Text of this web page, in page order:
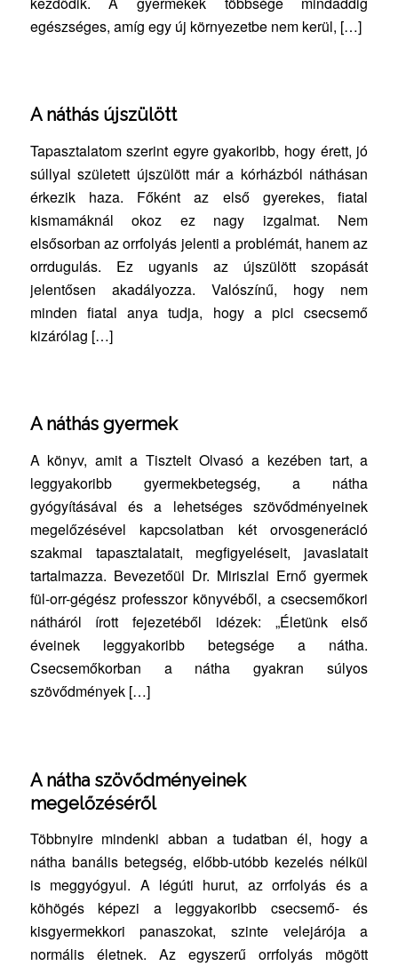
egészséges, amíg egy új környezetbe nem kerül, […]
A náthás újszülött
Tapasztalatom szerint egyre gyakoribb, hogy érett, jó
súllyal született újszülött már a kórházból náthásan
érkezik haza. Főként az első gyerekes, fiatal
kismamáknál okoz ez nagy izgalmat. Nem
elsősorban az orrfolyás jelenti a problémát, hanem az
orrdugulás. Ez ugyanis az újszülött szopását
jelentősen akadályozza. Valószínű, hogy nem
minden fiatal anya tudja, hogy a pici csecsemő
kizárólag […]
A náthás gyermek
A könyv, amit a Tisztelt Olvasó a kezében tart, a
leggyakoribb gyermekbetegség, a nátha
gyógyításával és a lehetséges szövődményeinek
megelőzésével kapcsolatban két orvosgeneráció
szakmai tapasztalatait, megfigyeléseit, javaslatait
tartalmazza. Bevezetőül Dr. Miriszlai Ernő gyermek
fül-orr-gégész professzor könyvéből, a csecsemőkori
nátháról írott fejezetéből idézek: „Életünk első
éveinek leggyakoribb betegsége a nátha.
Csecsemőkorban a nátha gyakran súlyos
szövődmények […]
A nátha szövődményeinek
megelőzéséről
Többnyire mindenki abban a tudatban él, hogy a
nátha banális betegség, előbb-utóbb kezelés nélkül
is meggyógyul. A légúti hurut, az orrfolyás és a
köhögés képezi a leggyakoribb csecsemő- és
kisgyermekkori panaszokat, szinte velejárója a
normális életnek. Az egyszerű orrfolyás mögött